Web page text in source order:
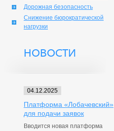
Дорожная безопасность
Снижение бюрократической
нагрузки
НОВОСТИ
04.12.2025
Платформа «Лобачевский»
для подачи заявок
Вводится новая платформа